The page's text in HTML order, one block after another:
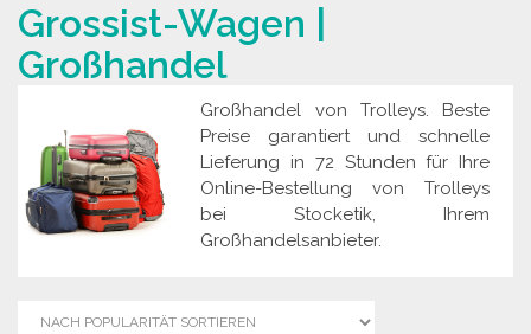
Grossist-Wagen |
Großhandel
Großhandel von Trolleys. Beste
Preise garantiert und schnelle
Lieferung in 72 Stunden für Ihre
Online-Bestellung von Trolleys
bei Stocketik, Ihrem
Großhandelsanbieter.